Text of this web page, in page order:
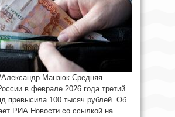
Манзюк Средняя
в феврале 2026 года третий
превысила 100 тысяч рублей. Об
РИА Новости со ссылкой на